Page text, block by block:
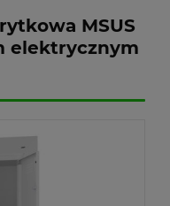
MSUS
elektrycznym